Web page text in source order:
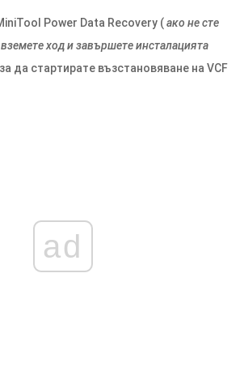
Power Data Recovery (ако не сте
ход и завършете инсталацията
да стартирате възстановяване на VCF
ad